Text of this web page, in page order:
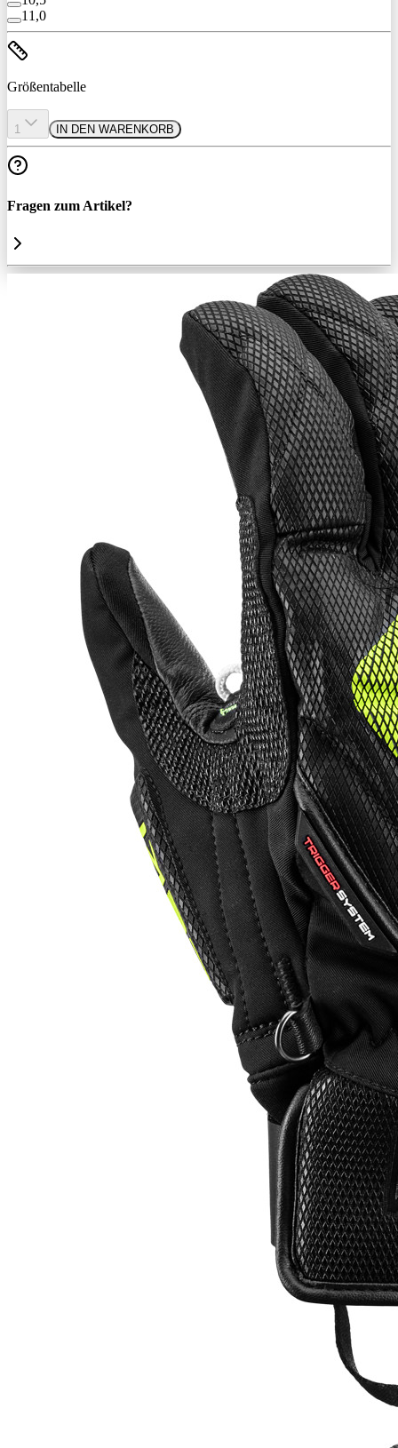
11,0
Größentabelle
1 IN DEN WARENKORB
Fragen zum Artikel?